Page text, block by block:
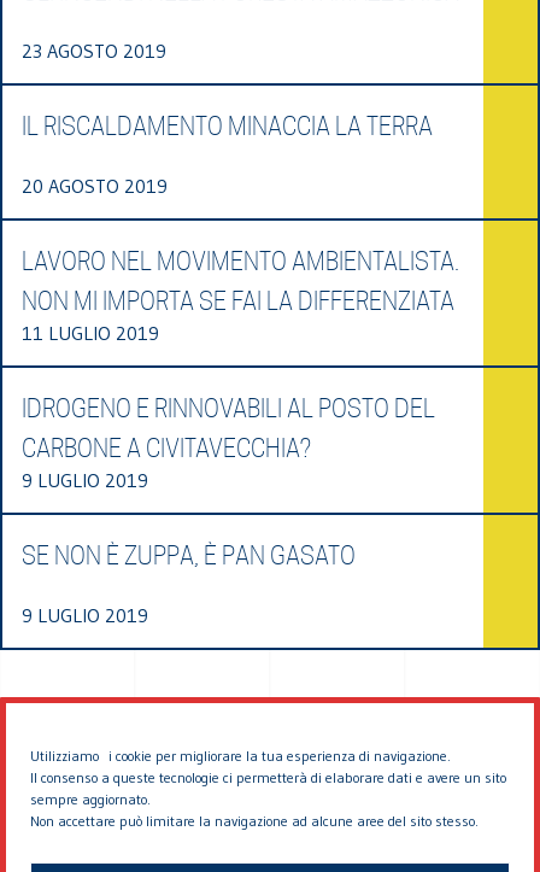
Utilizziamo i cookie per migliorare la tua esperienza di navigazione.
Il consenso a queste tecnologie ci permetterà di elaborare dati e avere un sito
sempre aggiornato.
Non accettare può limitare la navigazione ad alcune aree del sito stesso.
23 AGOSTO 2019
IL RISCALDAMENTO MINACCIA LA TERRA
20 AGOSTO 2019
LAVORO NEL MOVIMENTO AMBIENTALISTA.
NON MI IMPORTA SE FAI LA DIFFERENZIATA
11 LUGLIO 2019
IDROGENO E RINNOVABILI AL POSTO DEL
CARBONE A CIVITAVECCHIA?
9 LUGLIO 2019
SE NON È ZUPPA, È PAN GASATO
9 LUGLIO 2019
© 2026 EDDYBURG